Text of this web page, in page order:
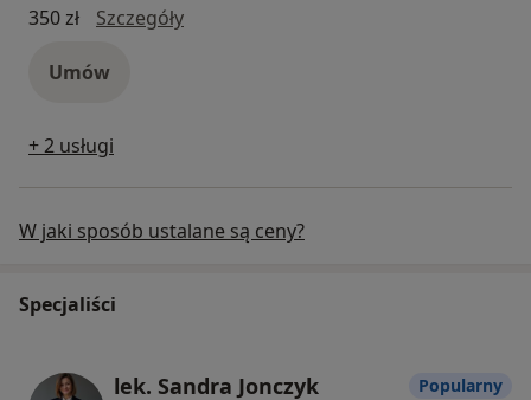
350 zł Szczegółykonsultacja psychiatryczna młodzieży
Umów
+ 2 usługi
W jaki sposób ustalane są ceny?
Specjaliści
lek. Sandra Jonczyk Popularny